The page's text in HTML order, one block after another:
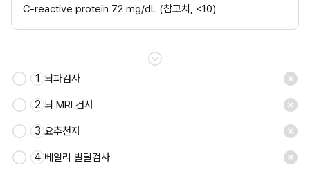
C-reactive protein 72 mg/dL (참고치, <10)
1 뇌파검사
2 뇌 MRI 검사
3 요추천자
4 베일리 발달검사